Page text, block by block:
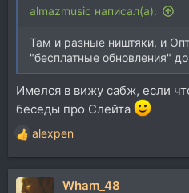
almazmusic написал(а):
Там и разные ништяки, и
"бесплатные обновления"
Имелся в вижу сабж, если
беседы про Слейта
Р
е
а
к
alexpen
Wham_48